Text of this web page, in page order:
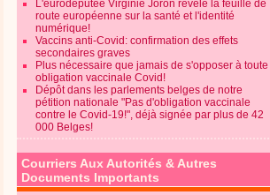
L'eurodéputée Virginie Joron révèle la feuille de
route européenne sur la santé et l'identité
numérique!
Vaccins anti-Covid: confirmation des effets
secondaires graves
Plus nécessaire que jamais de s'opposer à toute
obligation vaccinale Covid!
Dépôt dans les parlements belges de notre
pétition nationale "Pas d'obligation vaccinale
contre le Covid-19!", déjà signée par plus de 42
000 Belges!
Courriers Aux Autorités & Autres
Documents Importants